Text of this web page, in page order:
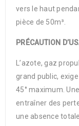
vers le haut
pièce de 50m³.
PRÉCAUTION
L’azote, gaz
grand public,
45° maximum.
entraîner des
une absence